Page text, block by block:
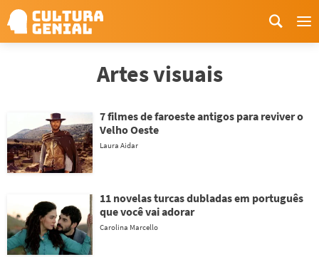
Artes visuais
7 filmes de faroeste antigos para reviver o
Velho Oeste
Laura Aidar
11 novelas turcas dubladas em português
que você vai adorar
Carolina Marcello